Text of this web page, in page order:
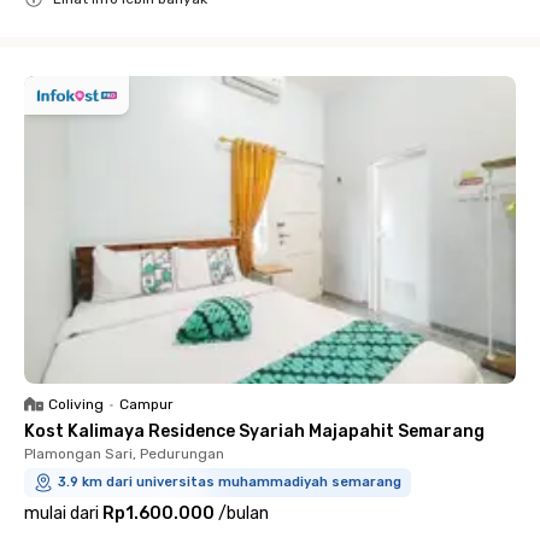
Coliving • Campur
Kost Kalimaya Residence Syariah Majapahit Semarang
Plamongan Sari, Pedurungan
3.9 km dari universitas muhammadiyah semarang
mulai dari Rp1.600.000 /bulan